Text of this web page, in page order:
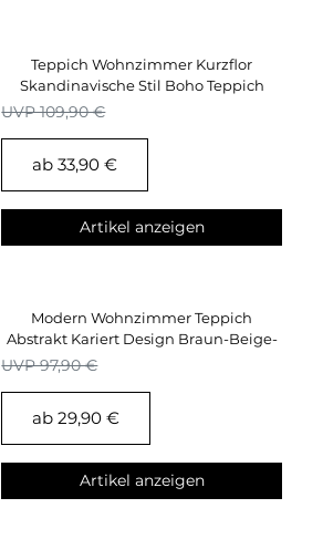
Teppich Wohnzimmer Kurzflor
Skandinavische Stil Boho Teppich
Creme Einfarbig
UVP 109,90 €
ab 33,90 €
Artikel anzeigen
Modern Wohnzimmer Teppich
Abstrakt Kariert Design Braun-Beige-
Creme Pflegeleicht
UVP 97,90 €
ab 29,90 €
Artikel anzeigen